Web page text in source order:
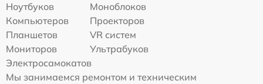
Ноутбуков
Моноблоков
Компьютеров
Проекторов
Планшетов
VR систем
Мониторов
Ультрабуков
Электросамокатов
Мы занимаемся ремонтом и техническим